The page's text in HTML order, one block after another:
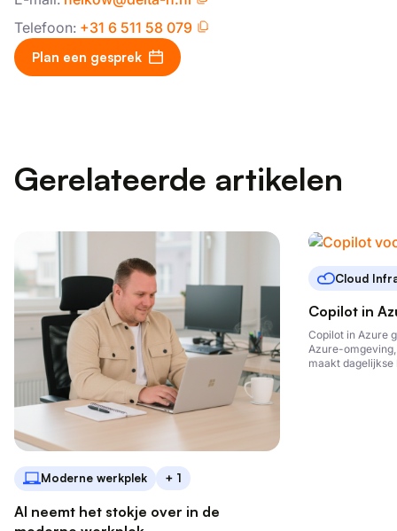
Telefoon: +31 6 511 58 079
Plan een gesprek
Gerelateerde artikelen
Moderne werkplek + 1
AI neemt het stokje over in de
Cloud
Copilot in
Copilot in Azure
Azure-
maakt